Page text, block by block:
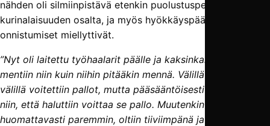
nähden oli silmiinpistävä etenkin puolustuspelin
kurinalaisuuden osalta, ja myös hyökkäyspään
onnistumiset miellyttivät.
”Nyt oli laitettu työhaalarit päälle ja kaksinkamppailuihin
mentiin niin kuin niihin pitääkin mennä. Välillä rikottiin ja
välillä voitettiin pallot, mutta pääsääntöisesti sinne mentiin
niin, että haluttiin voittaa se pallo. Muutenkin puolustettiin
huomattavasti paremmin, oltiin tiiviimpänä ja